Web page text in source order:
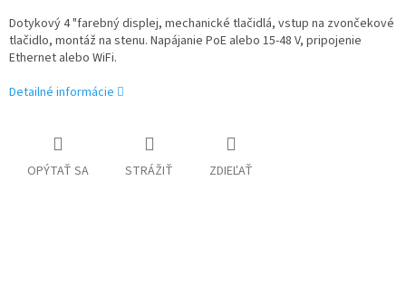
Dotykový 4 "farebný displej, mechanické tlačidlá, vstup na zvončekové
tlačidlo, montáž na stenu. Napájanie PoE alebo 15-48 V, pripojenie
Ethernet alebo WiFi.
Detailné informácie
OPÝTAŤ SA STRÁŽIŤ ZDIEĽAŤ